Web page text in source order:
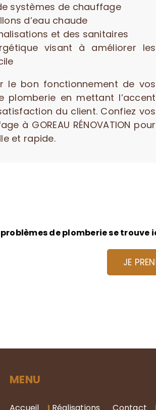
systèmes de chauffage
d’eau chaude
et des sanitaires
visant à améliorer les
le bon fonctionnement de vos
plomberie en mettant l’accent
du client. Confiez vos
à GOREAU RÉNOVATION pour
et rapide.
de plomberie se
JE
MENU